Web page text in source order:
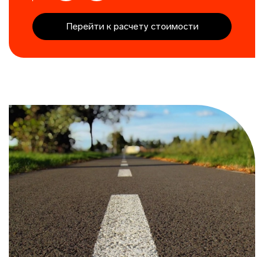
Перейти к расчету стоимости